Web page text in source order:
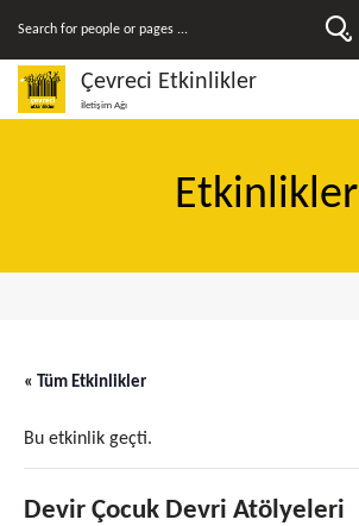
Çevreci Etkinlikler
İletişim Ağı
Etkinlikler
« Tüm Etkinlikler
Bu etkinlik geçti.
Devir Çocuk Devri Atölyeleri